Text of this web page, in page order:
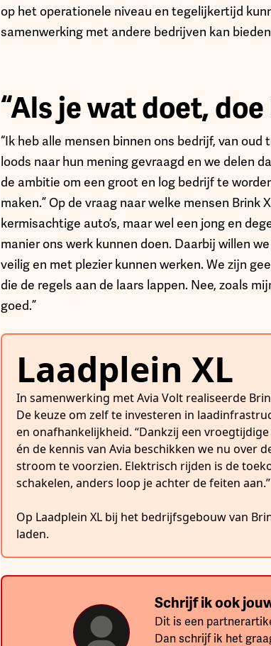
op het operationele niveau en tegelijkertijd
samenwerking met andere bedrijven kan
“Als je wat doet,
“Ik heb alle mensen binnen ons bedrijf, van
loods naar hun mening gevraagd en we delen
de ambitie om een groot en log bedrijf te
maken.” Op de vraag naar welke mensen Brink
kermisachtige auto’s, maar wel een jong en
manier ons werk kunnen doen. Daarbij willen
veilig en met plezier kunnen werken. We zijn
die de regels aan de laars lappen. Nee, zoals
goed.”
Laadplein XL
In samenwerking met Avia Volt realiseerde
De keuze om zelf te investeren in
en onafhankelijkheid. “Dankzij een
én de kennis van Avia beschikken we nu over
stroom te voorzien. Elektrisch rijden is de
schakelen, anders loop je achter de feiten aan.”
Op Laadplein XL bij het bedrijfsgebouw van
laden.
Schrijf ik ook
Dit is een
Dan schrijf ik het